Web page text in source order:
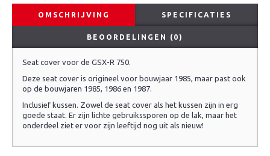
OMSCHRIJVING SPECIFICATIES
BEOORDELINGEN (0)
Seat cover voor de GSX-R 750.
Deze seat cover is origineel voor bouwjaar 1985, maar past ook
op de bouwjaren 1985, 1986 en 1987.
Inclusief kussen. Zowel de seat cover als het kussen zijn in erg
goede staat. Er zijn lichte gebruikssporen op de lak, maar het
onderdeel ziet er voor zijn leeftijd nog uit als nieuw!